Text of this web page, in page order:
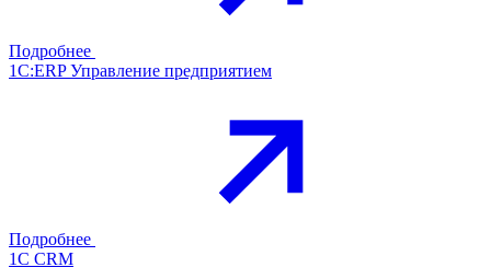
Подробнее
1С:ERP Управление предприятием
Подробнее
1С CRM